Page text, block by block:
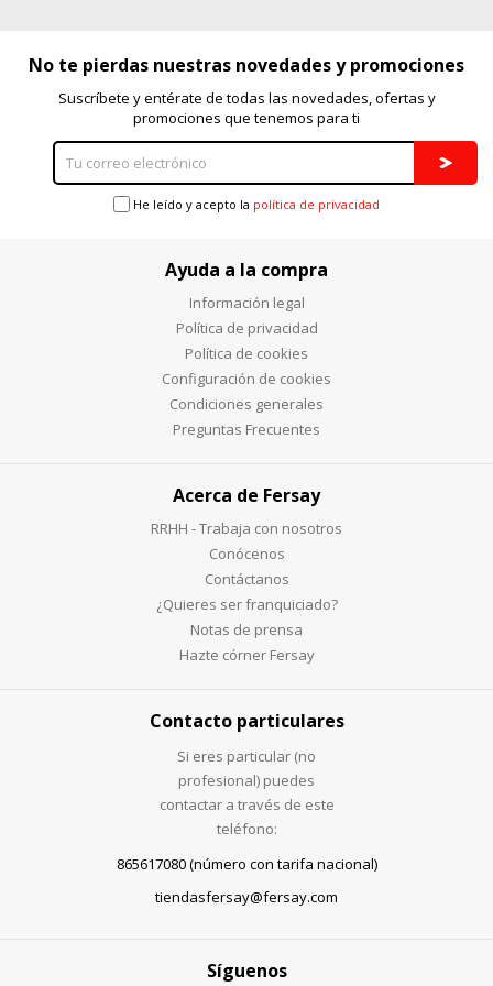
No te pierdas nuestras novedades y promociones
Suscríbete y entérate de todas las novedades, ofertas y
promociones que tenemos para ti
He leído y acepto la política de privacidad
Ayuda a la compra
Información legal
Política de privacidad
Política de cookies
Configuración de cookies
Condiciones generales
Preguntas Frecuentes
Acerca de Fersay
RRHH - Trabaja con nosotros
Conócenos
Contáctanos
¿Quieres ser franquiciado?
Notas de prensa
Hazte córner Fersay
Contacto particulares
Si eres particular (no
profesional) puedes
contactar a través de este
teléfono:
865617080 (número con tarifa nacional)
tiendasfersay@fersay.com
Síguenos